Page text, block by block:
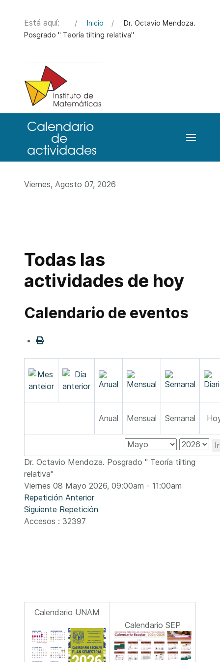
Está aquí: Inicio
Dr. Octavio Mendoza.
Posgrado " Teoría tilting relativa"
Viernes, Agosto 07, 2026
Todas las
actividades de hoy
Calendario de eventos
Anual Mensual Semanal
Dr. Octavio Mendoza. Posgrado " Teoría tilting
relativa"
Viernes 08 Mayo 2026, 09:00am - 11:00am
Repetición Anterior
Siguiente Repetición
Accesos : 32397
Calendario UNAM
Calendario SEP